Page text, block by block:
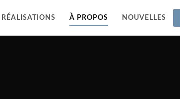
RÉALISATIONS À PROPOS NOUVELLES